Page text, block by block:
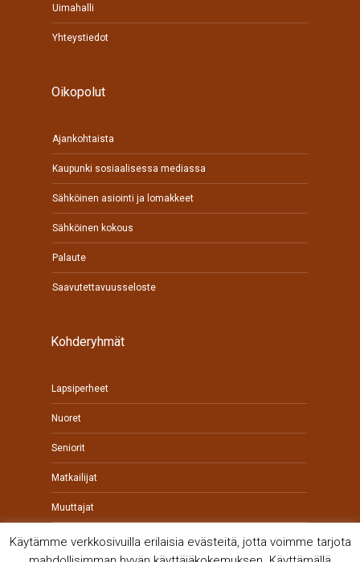
Uimahalli
Yhteystiedot
Oikopolut
Ajankohtaista
Kaupunki sosiaalisessa mediassa
Sähköinen asiointi ja lomakkeet
Sähköinen kokous
Palaute
Saavutettavuusseloste
Kohderyhmät
Lapsiperheet
Nuoret
Seniorit
Matkailijat
Muuttajat
Yrittäjät
Käytämme verkkosivuilla erilaisia evästeitä, jotta voimme tarjota